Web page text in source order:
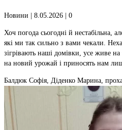
Новини | 8.05.2026 | 0
Хоч погода сьогодні й нестабільна,
які ми так сильно з вами чекали.
зігрівають наші домівки, усе живе
на новий урожай і приносять нам
Балдюк Софія, Діденко Марина,